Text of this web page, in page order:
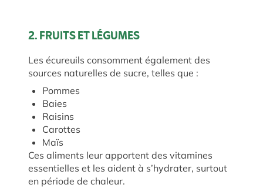
2. FRUITS ET LÉGUMES
Les écureuils consomment également des
sources naturelles de sucre, telles que :
Pommes
Baies
Raisins
Carottes
Maïs
Ces aliments leur apportent des vitamines
essentielles et les aident à s’hydrater, surtout
en période de chaleur.